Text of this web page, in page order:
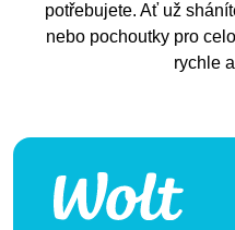
potřebujete. Ať už
nebo pochoutky pro
rychle